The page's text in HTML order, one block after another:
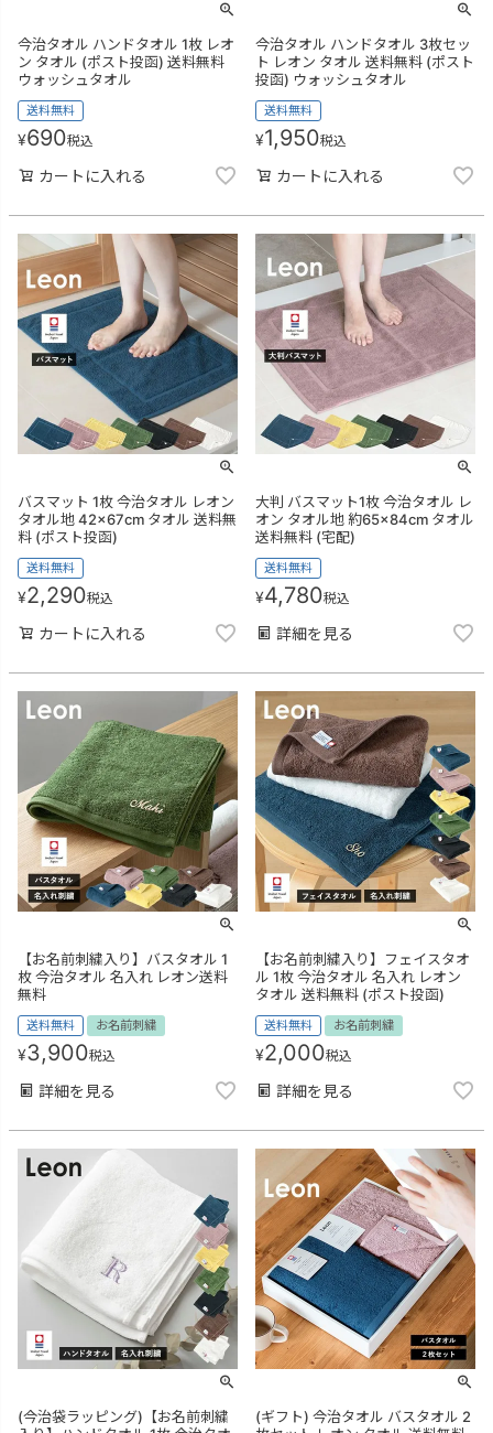
今治タオル ハンドタオル 1枚 レオ
ン タオル (ポスト投函) 送料無料
ウォッシュタオル
送料無料
¥690税込
カートに入れる
今治タオル ハンドタオル 3枚セッ
ト レオン タオル 送料無料 (ポスト
投函) ウォッシュタオル
送料無料
¥1,950税込
カートに入れる
バスマット 1枚 今治タオル レオン
タオル地 42×67cm タオル 送料無
料 (ポスト投函)
送料無料
¥2,290税込
カートに入れる
大判 バスマット1枚 今治タオル レ
オン タオル地 約65×84cm タオル
送料無料 (宅配)
送料無料
¥4,780税込
詳細を見る
【お名前刺繍入り】バスタオル 1
枚 今治タオル 名入れ レオン送料
無料
送料無料 お名前刺繍
¥3,900税込
詳細を見る
【お名前刺繍入り】フェイスタオ
ル 1枚 今治タオル 名入れ レオン
タオル 送料無料 (ポスト投函)
送料無料 お名前刺繍
¥2,000税込
詳細を見る
(今治袋ラッピング)【お名前刺繍
(ギフト) 今治タオル バスタオル 2